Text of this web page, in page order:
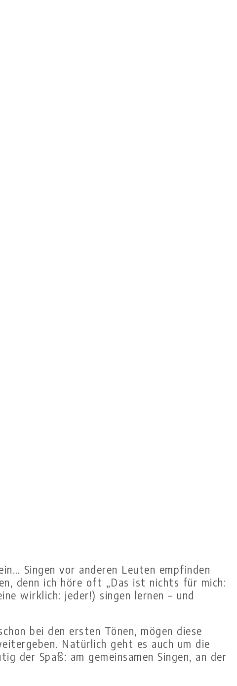
Singen vor anderen Leuten empfinden
denn ich höre oft „Das ist nichts für mich:
wirklich: jeder!) singen lernen – und
bei den ersten Tönen, mögen diese
Natürlich geht es auch um die
der Spaß: am gemeinsamen Singen, an der